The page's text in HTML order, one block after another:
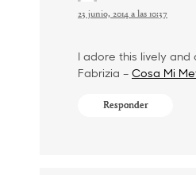
23 junio, 2014 a las 10:37
I adore this lively and
Fabrizia – Cosa Mi
Responder